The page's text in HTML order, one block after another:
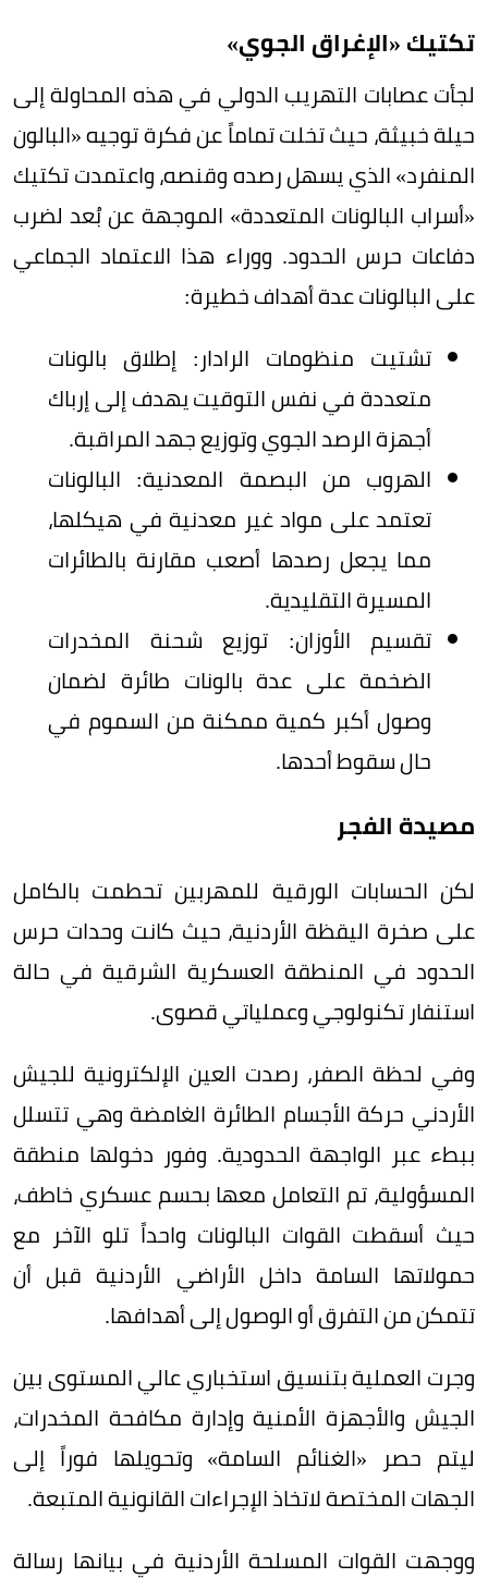
تكتيك «الإغراق الجوي»
لجأت عصابات التهريب الدولي في هذه المحاولة إلى
حيلة خبيثة، حيث تخلت تماماً عن فكرة توجيه «البالون
المنفرد» الذي يسهل رصده وقنصه، واعتمدت تكتيك
«أسراب البالونات المتعددة» الموجهة عن بُعد لضرب
دفاعات حرس الحدود. ووراء هذا الاعتماد الجماعي
على البالونات عدة أهداف خطيرة:
تشتيت منظومات الرادار: إطلاق بالونات
متعددة في نفس التوقيت يهدف إلى إرباك
أجهزة الرصد الجوي وتوزيع جهد المراقبة.
الهروب من البصمة المعدنية: البالونات
تعتمد على مواد غير معدنية في هيكلها،
مما يجعل رصدها أصعب مقارنة بالطائرات
المسيرة التقليدية.
تقسيم الأوزان: توزيع شحنة المخدرات
الضخمة على عدة بالونات طائرة لضمان
وصول أكبر كمية ممكنة من السموم في
حال سقوط أحدها.
مصيدة الفجر
لكن الحسابات الورقية للمهربين تحطمت بالكامل
على صخرة اليقظة الأردنية، حيث كانت وحدات حرس
الحدود في المنطقة العسكرية الشرقية في حالة
استنفار تكنولوجي وعملياتي قصوى.
وفي لحظة الصفر، رصدت العين الإلكترونية للجيش
الأردني حركة الأجسام الطائرة الغامضة وهي تتسلل
ببطء عبر الواجهة الحدودية. وفور دخولها منطقة
المسؤولية، تم التعامل معها بحسم عسكري خاطف،
حيث أسقطت القوات البالونات واحداً تلو الآخر مع
حمولاتها السامة داخل الأراضي الأردنية قبل أن
تتمكن من التفرق أو الوصول إلى أهدافها.
وجرت العملية بتنسيق استخباري عالي المستوى بين
الجيش والأجهزة الأمنية وإدارة مكافحة المخدرات،
ليتم حصر «الغنائم السامة» وتحويلها فوراً إلى
الجهات المختصة لاتخاذ الإجراءات القانونية المتبعة.
ووجهت القوات المسلحة الأردنية في بيانها رسالة